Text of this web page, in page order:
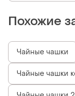
Похожие
Чайные чашки
Чайные чашки